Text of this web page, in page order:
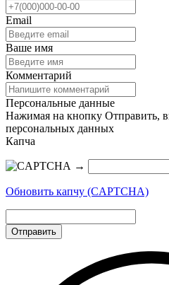
Email
Ваше имя
Комментарий
Персональные данные
Нажимая на кнопку Отправить,
персональных данных
Капча
→
Обновить капчу (CAPTCHA)
Отправить